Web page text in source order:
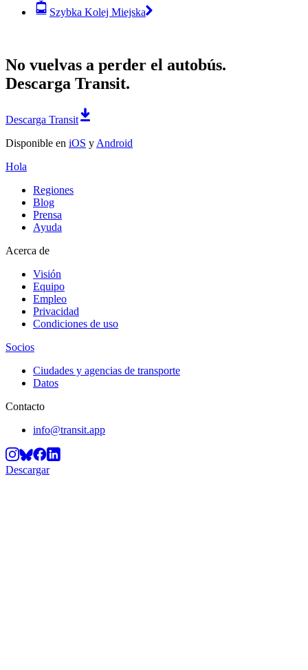
Szybka Kolej Miejska
No vuelvas a perder el autobús.
Descarga Transit.
Descarga Transit
Disponible en iOS y Android
Hola
Regiones
Blog
Prensa
Ayuda
Acerca de
Visión
Equipo
Empleo
Privacidad
Condiciones de uso
Socios
Ciudades y agencias de transporte
Datos
Contacto
info@transit.app
Descargar